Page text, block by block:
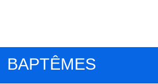
BAPTÊMES